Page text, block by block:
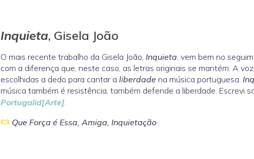
Inquieta, Gisela João
O mais recente trabalho da Gisela João, Inquieta, vem bem no
com a diferença que, neste caso, as letras originais se mantém. A
escolhidas a dedo para cantar a liberdade na música portuguesa.
música também é resistência, também defende a liberdade. Escrevi
Portugalid[Arte].
Que Força é Essa, Amiga, Inquietação